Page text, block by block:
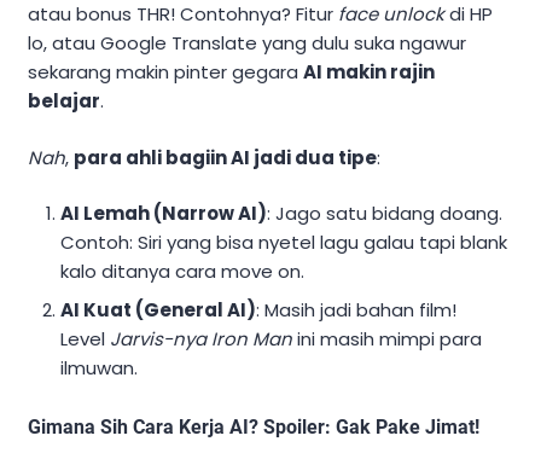
atau bonus THR! Contohnya? Fitur face unlockdi HP
lo, atau Google Translate yang dulu suka ngawur
sekarang makin pinter gegara AI makin rajin
belajar.
Nah, para ahli bagiin AI jadi dua tipe:
AI Lemah (Narrow AI): Jago satu bidang doang.
Contoh: Siri yang bisa nyetel lagu galau tapi blank
kalo ditanya cara move on.
AI Kuat (General AI): Masih jadi bahan film!
Level Jarvis-nya Iron Manini masih mimpi para
ilmuwan.
Gimana Sih Cara Kerja AI? Spoiler: Gak Pake Jimat!